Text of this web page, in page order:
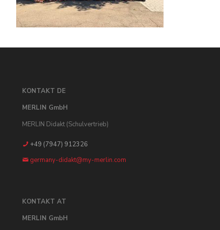
KONTAKT DE
MERLIN GmbH
MERLIN Didakt (Schulvertrieb)
+49 (7947) 912326
germany-didakt@my-merlin.com
KONTAKT AT
MERLIN GmbH